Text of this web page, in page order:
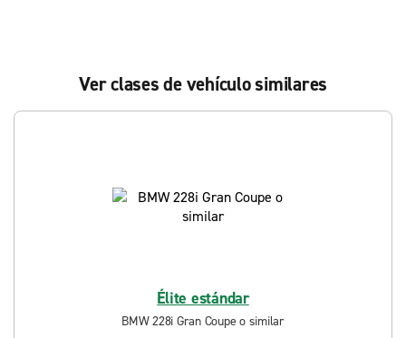
Ver clases de vehículo similares
Élite estándar
BMW 228i Gran Coupe o similar